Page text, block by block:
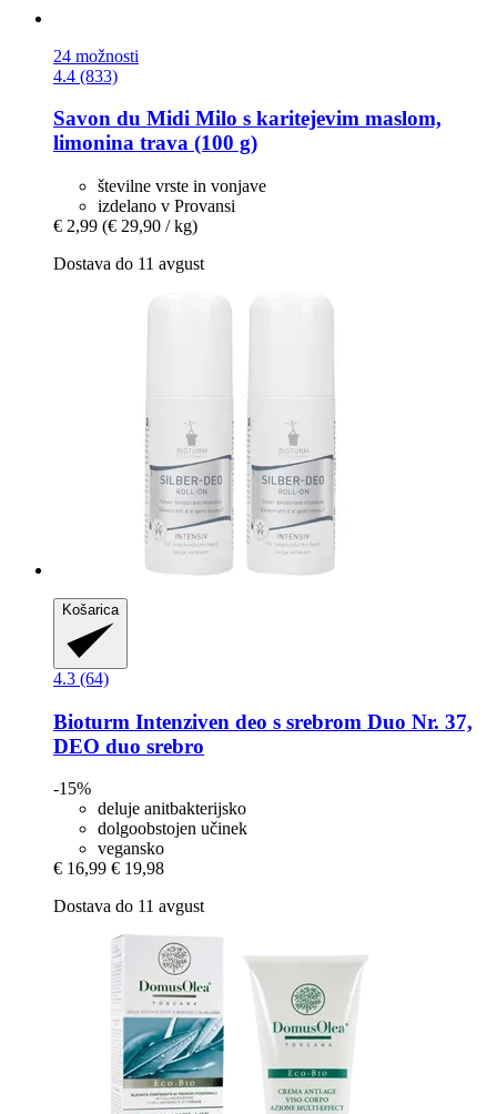
24 možnosti
4.4 (833)
Savon du Midi Milo s karitejevim maslom,
limonina trava (100 g)
številne vrste in vonjave
izdelano v Provansi
€ 2,99 (€ 29,90 / kg)
Dostava do 11 avgust
Košarica
4.3 (64)
Bioturm Intenziven deo s srebrom Duo Nr. 37,
DEO duo srebro
-15%
deluje anitbakterijsko
dolgoobstojen učinek
vegansko
€ 16,99 € 19,98
Dostava do 11 avgust